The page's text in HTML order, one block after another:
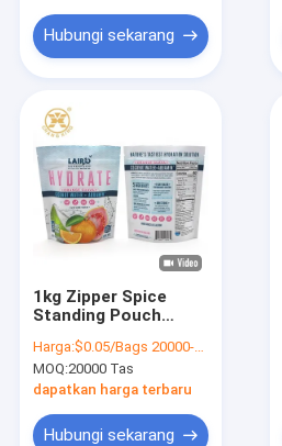
Hubungi sekarang
1kg Zipper Spice
Standing Pouch
Kemasan Makanan
Ringan Untuk Benih
Bukti Bau
Harga:$0.05/Bags 20000-99999 Bags
MOQ:20000 Tas
dapatkan harga terbaru
Hubungi sekarang